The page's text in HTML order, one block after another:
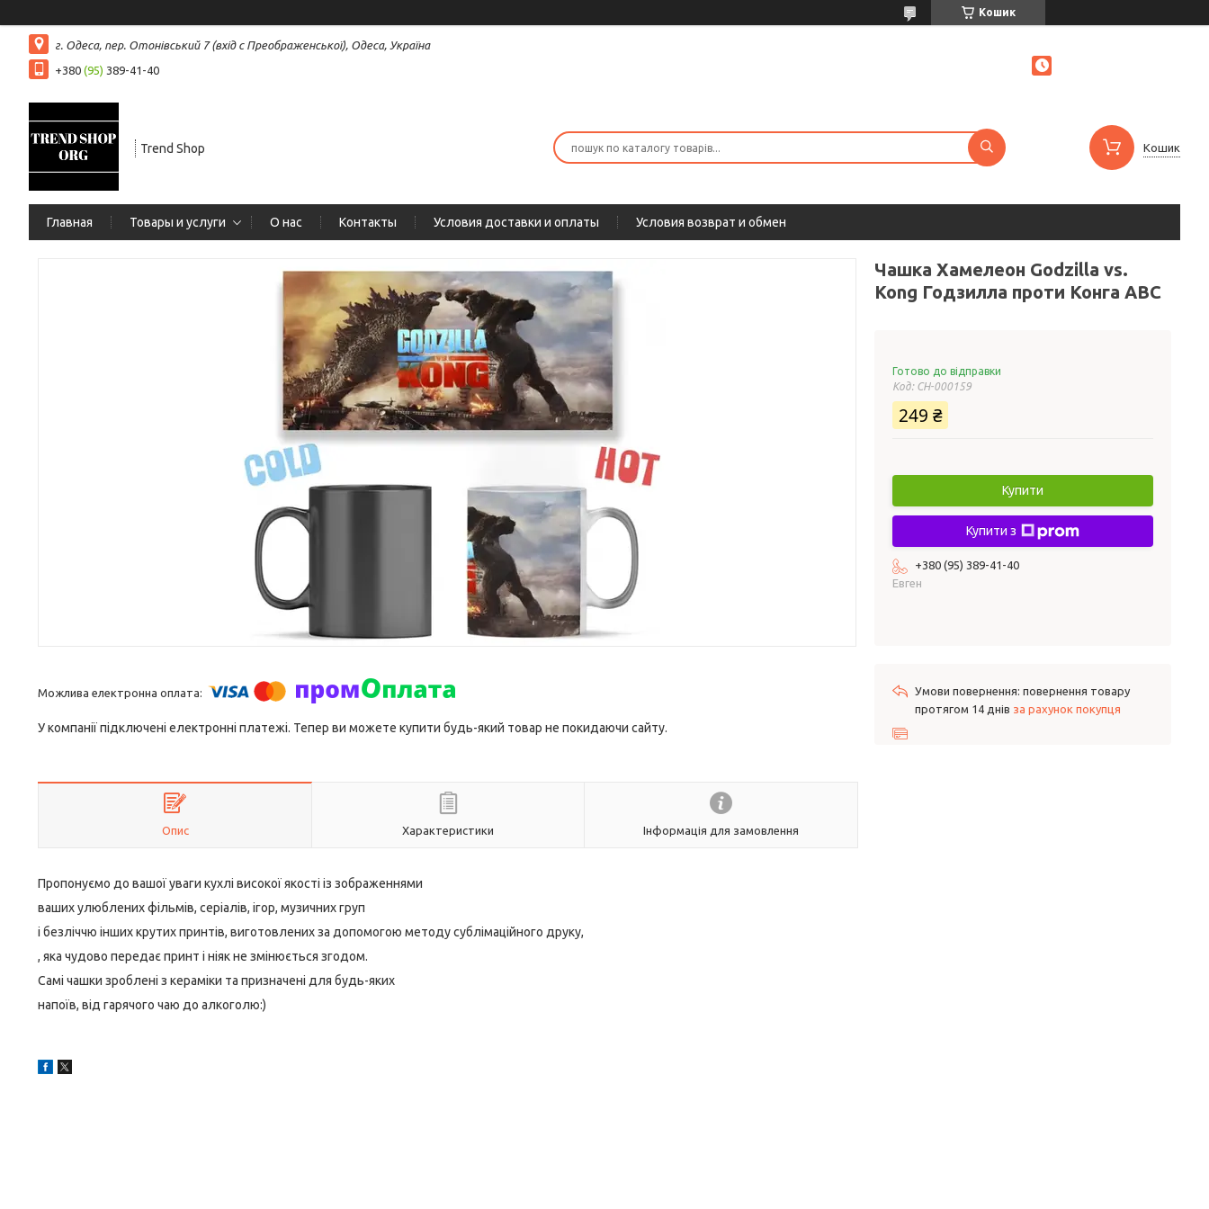
Кошик
г. Одеса, пер. Отонівський 7 (вхід с Преображенської), Одеса, Україна
+380 (95) 389-41-40
Trend Shop Кошик
Главная Товары и услуги О нас Контакты Условия доставки и оплаты Условия возврат и обмен
У компанії підключені електронні платежі. Тепер ви можете купити будь-який товар не покидаючи сайту.
Опис Характеристики Інформація для замовлення
Пропонуємо до вашої уваги кухлі високої якості із зображеннями
ваших улюблених фільмів, серіалів, ігор, музичних груп
і безліччю інших крутих принтів, виготовлених за допомогою методу сублімаційного друку,
, яка чудово передає принт і ніяк не змінюється згодом.
Самі чашки зроблені з кераміки та призначені для будь-яких
напоїв, від гарячого чаю до алкоголю:)
Чашка Хамелеон Godzilla vs.
Kong Годзилла проти Конга ABC
Готово до відправки
Код: СH-000159
249 ₴
Купити
Купити з
+380 (95) 389-41-40
Евген
повернення товару
протягом 14 днів за рахунок покупця